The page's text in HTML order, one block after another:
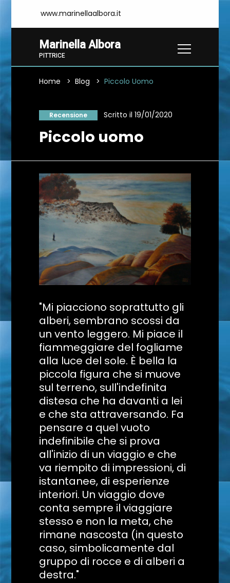
www.marinellaalbora.it
Marinella Albora
PITTRICE
Home Blog Piccolo Uomo
Recensione Scritto il 19/01/2020
Piccolo uomo
"Mi piacciono soprattutto gli
alberi, sembrano scossi da
un vento leggero. Mi piace il
fiammeggiare del fogliame
alla luce del sole. È bella la
piccola figura che si muove
sul terreno, sull'indefinita
distesa che ha davanti a lei
e che sta attraversando. Fa
pensare a quel vuoto
indefinibile che si prova
all'inizio di un viaggio e che
va riempito di impressioni, di
istantanee, di esperienze
interiori. Un viaggio dove
conta sempre il viaggiare
stesso e non la meta, che
rimane nascosta (in questo
caso, simbolicamente dal
gruppo di rocce e di alberi a
destra."